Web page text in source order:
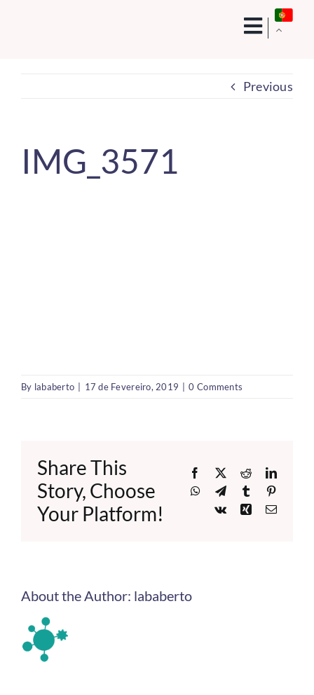
Previous
IMG_3571
By lababerto 17 de Fevereiro, 2019 0 Comments
Share This
Story, Choose
Your Platform!
Facebook
X Reddit
WhatsApp
TelegramTumblr
Vk
XingEmail
About the Author: lababerto